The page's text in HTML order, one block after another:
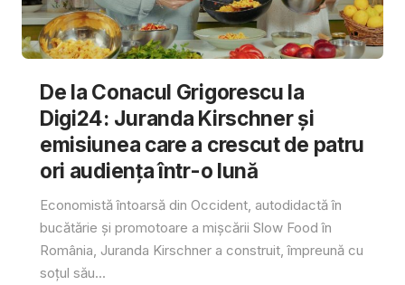
De la Conacul Grigorescu la
Digi24: Juranda Kirschner și
emisiunea care a crescut de patru
ori audiența într-o lună
Economistă întoarsă din Occident, autodidactă în
bucătărie și promotoare a mișcării Slow Food în
România, Juranda Kirschner a construit, împreună cu
soțul său...